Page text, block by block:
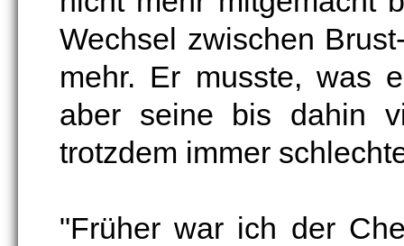
Wechsel zwischen
mehr. Er musste, was
aber seine bis dahin
trotzdem immer
"Früher war ich der